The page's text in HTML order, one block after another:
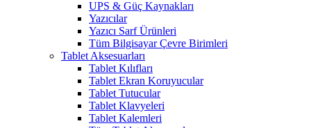
UPS & Güç Kaynakları
Yazıcılar
Yazıcı Sarf Ürünleri
Tüm Bilgisayar Çevre Birimleri
Tablet Aksesuarları
Tablet Kılıfları
Tablet Ekran Koruyucular
Tablet Tutucular
Tablet Klavyeleri
Tablet Kalemleri